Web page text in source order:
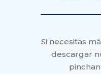
Si necesitas
descargar